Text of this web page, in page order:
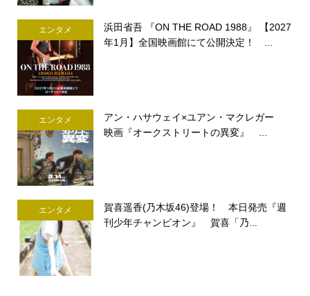
エンタメ
浜田省吾 『ON THE ROAD 1988』 【2027
年1月】全国映画館にて公開決定！ ...
エンタメ
アン・ハサウェイ×ユアン・マクレガー
映画『オークストリートの異変』 ...
エンタメ
賀喜遥香(乃木坂46)登場！ 本日発売『週
刊少年チャンピオン』 賀喜「乃...